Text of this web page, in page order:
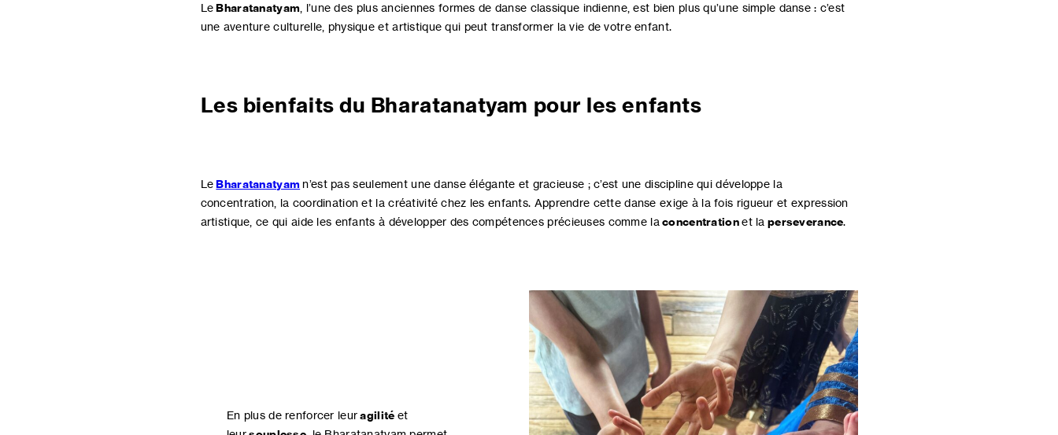
LeBharatanatyam, l’une des plus anciennes formes de danse classique indienne, est bien plus qu’une simple danse : c’est
une aventure culturelle, physique et artistique qui peut transformer la vie de votre enfant.
Les bienfaits du Bharatanatyam pour les enfants
LeBharatanatyam n’est pas seulement une danse élégante et gracieuse ; c’est une discipline qui développe la
concentration, la coordination et la créativité chez les enfants. Apprendre cette danse exige à la fois rigueur et expression
artistique, ce qui aide les enfants à développer des compétences précieuses comme laconcentrationet la perseverance.
En plus de renforcer leuragilité et